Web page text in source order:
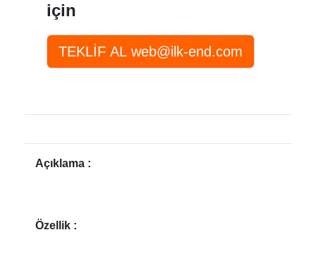
için
Açıklama :
Özellik :